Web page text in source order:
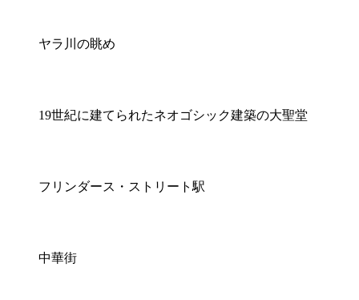
ヤラ川の眺め
19世紀に建てられたネオゴシック建築の大聖堂
フリンダース・ストリート駅
中華街